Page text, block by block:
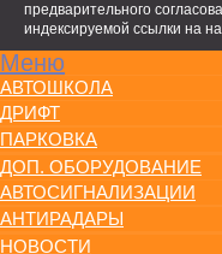
предварительного
индексируемой ссылки на
Меню
АВТОШКОЛА
ДРИФТ
ПАРКОВКА
ДОП. ОБОРУДОВАНИЕ
АВТОСИГНАЛИЗАЦИИ
АНТИРАДАРЫ
НОВОСТИ